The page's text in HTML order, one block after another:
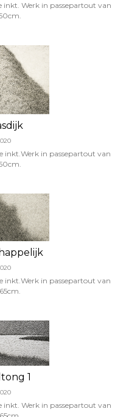
inkt. Werk in passepartout van
inkt.Werk in passepartout van
inkt.Werk in passepartout van
1
inkt. Werk in passepartout van